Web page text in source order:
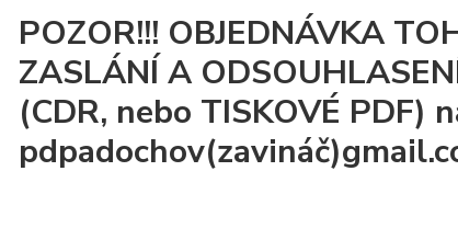
POZOR!!! OBJEDNÁVKA
ZASLÁNÍ A
(CDR, nebo TISKOVÉ PDF)